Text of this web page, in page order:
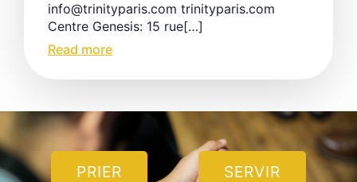
info@trinityparis.com trinityparis.com
Centre Genesis: 15 rue[…]
Read more
PRIER SERVIR